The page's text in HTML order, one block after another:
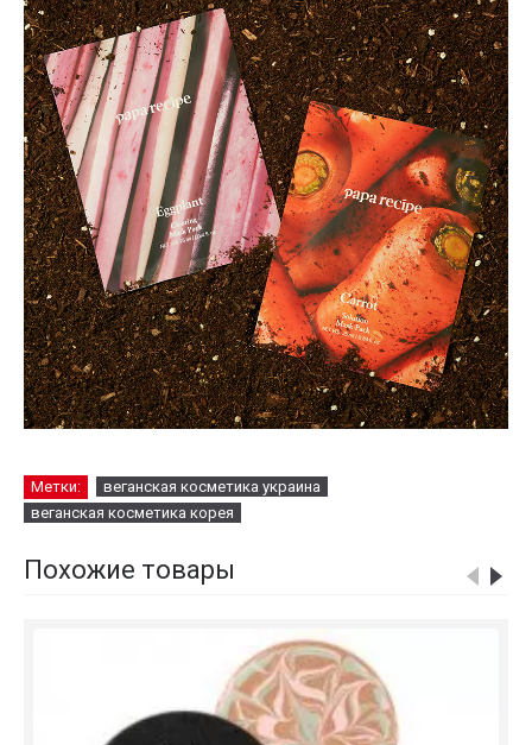
Метки:
веганская косметика украина
веганская косметика корея
Похожие товары